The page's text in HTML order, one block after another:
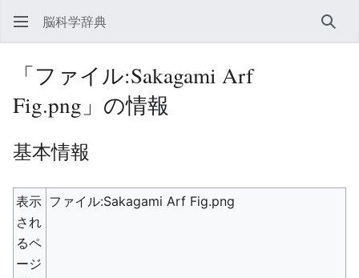
脳科学辞典 検索
「ファイル:Sakagami Arf
Fig.png」の情報
基本情報
表示
され
るペ
ージ
ファイル:Sakagami Arf Fig.png